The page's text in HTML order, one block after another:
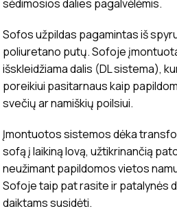
sėdimosios dalies pagalvėlėmis.
Sofos užpildas pagamintas iš
poliuretano putų. Sofoje
išskleidžiama dalis (DL sistema),
poreikiui pasitarnaus kaip
svečių ar namiškių poilsiui.
Įmontuotos sistemos dėka
sofą į laikiną lovą, užtikrinančią
neužimant papildomos vietos
Sofoje taip pat rasite ir patalynės
daiktams susidėti.